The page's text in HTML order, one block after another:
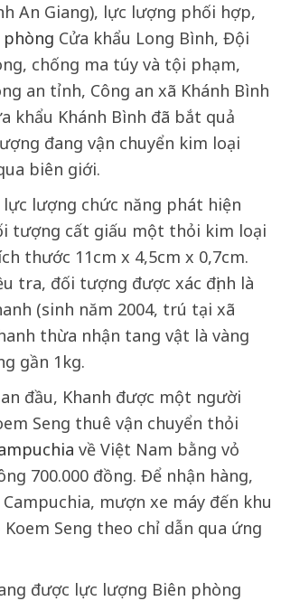
An Giang), lực lượng phối hợp,
phòng Cửa khẩu Long Bình, Đội
chống ma túy và tội phạm,
an tỉnh, Công an xã Khánh Bình
khẩu Khánh Bình đã bắt quả
đang vận chuyển kim loại
biên giới.
lượng chức năng phát hiện
tượng cất giấu một thỏi kim loại
thước 11cm x 4,5cm x 0,7cm.
tra, đối tượng được xác định là
(sinh năm 2004, trú tại xã
thừa nhận tang vật là vàng
gần 1kg.
đầu, Khanh được một người
Seng thuê vận chuyển thỏi
về Việt Nam bằng vỏ
700.000 đồng. Để nhận hàng,
Campuchia, mượn xe máy đến khu
Seng theo chỉ dẫn qua ứng
được lực lượng Biên phòng